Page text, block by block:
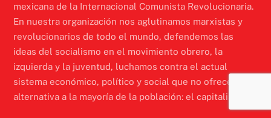
mexicana de la Internacional Comunista Revolucionaria.
En nuestra organización nos aglutinamos marxistas y
revolucionarios de todo el mundo, defendemos las
ideas del socialismo en el movimiento obrero, la
izquierda y la juventud, luchamos contra el actual
sistema económico, político y social que no ofrece una
alternativa a la mayoría de la población: el capitalismo.